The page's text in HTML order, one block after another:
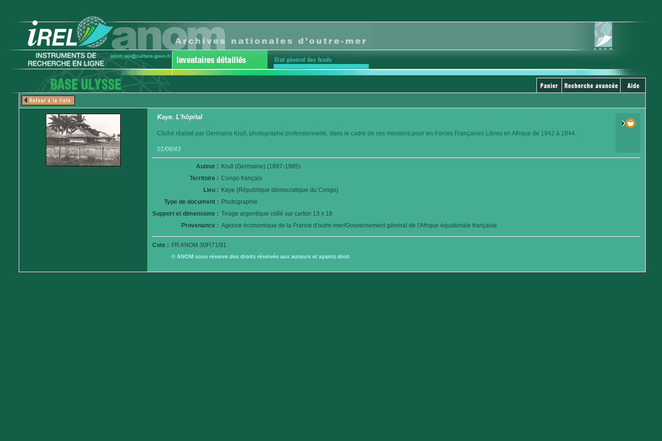
Kaye. L'hôpital
Cliché réalisé par Germaine Krull, photographe professionnelle, dans le cadre de ses missions pour les Forces Françaises Libres en Afrique de 1942 à 1944.
01/08/43
Auteur : Krull (Germaine) (1897-1985)
Territoire : Congo français
Lieu : Kaye (République démocratique du Congo)
Type de document : Photographie
Support et dimensions : Tirage argentique collé sur carton 13 x 18
Provenance : Agence économique de la France d'outre-mer/Gouvernement général de l'Afrique équatoriale française
Cote : FR ANOM 30Fi71/91
© ANOM sous réserve des droits réservés aux auteurs et ayants droit